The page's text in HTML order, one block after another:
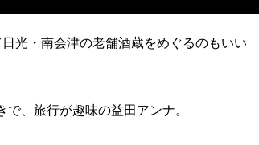
光・南会津の老舗酒蔵をめぐるのもいい
、旅行が趣味の益田アンナ。